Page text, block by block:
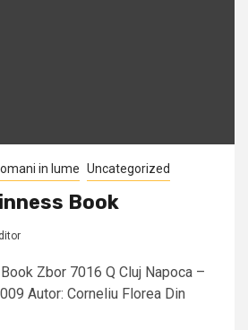
in lume Uncategorized
Book
Zbor 7016 Q Cluj Napoca –
Autor: Corneliu Florea Din